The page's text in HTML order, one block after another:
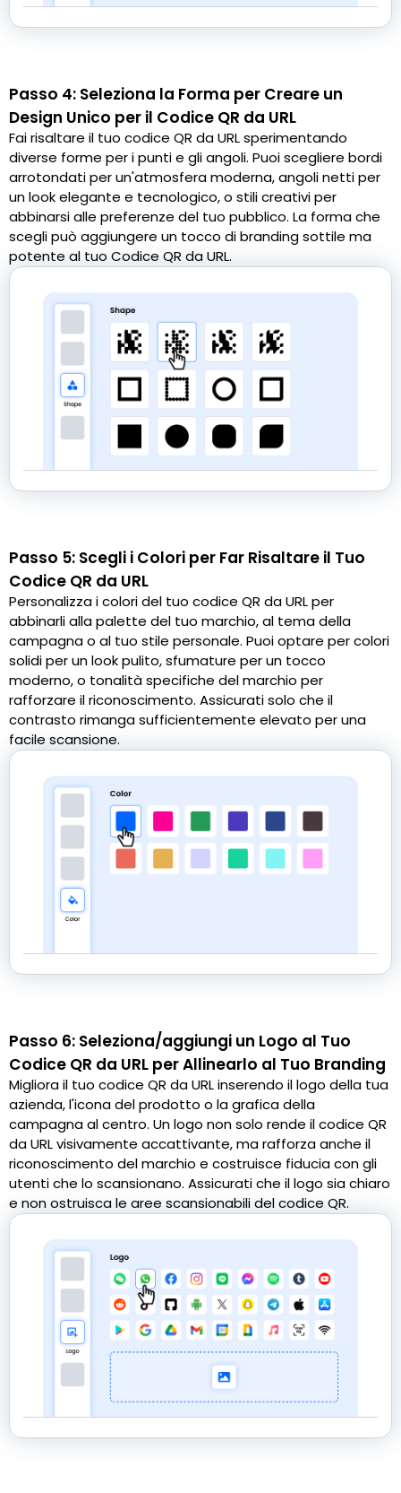
Passo 4: Seleziona la Forma per Creare un
Design Unico per il Codice QR da URL
Fai risaltare il tuo codice QR da URL sperimentando
diverse forme per i punti e gli angoli. Puoi scegliere bordi
arrotondati per un'atmosfera moderna, angoli netti per
un look elegante e tecnologico, o stili creativi per
abbinarsi alle preferenze del tuo pubblico. La forma che
scegli può aggiungere un tocco di branding sottile ma
potente al tuo Codice QR da URL.
Passo 5: Scegli i Colori per Far Risaltare il Tuo
Codice QR da URL
Personalizza i colori del tuo codice QR da URL per
abbinarli alla palette del tuo marchio, al tema della
campagna o al tuo stile personale. Puoi optare per colori
solidi per un look pulito, sfumature per un tocco
moderno, o tonalità specifiche del marchio per
rafforzare il riconoscimento. Assicurati solo che il
contrasto rimanga sufficientemente elevato per una
facile scansione.
Passo 6: Seleziona/aggiungi un Logo al Tuo
Codice QR da URL per Allinearlo al Tuo Branding
Migliora il tuo codice QR da URL inserendo il logo della tua
azienda, l'icona del prodotto o la grafica della
campagna al centro. Un logo non solo rende il codice QR
da URL visivamente accattivante, ma rafforza anche il
riconoscimento del marchio e costruisce fiducia con gli
utenti che lo scansionano. Assicurati che il logo sia chiaro
e non ostruisca le aree scansionabili del codice QR.